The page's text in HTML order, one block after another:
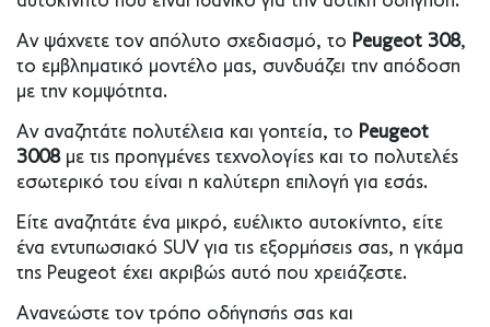
Αν ψάχνετε τον απόλυτο σχεδιασμό, το Peugeot 308,
το εμβληματικό μοντέλο μας, συνδυάζει την απόδοση
με την κομψότητα.
Αν αναζητάτε πολυτέλεια και γοητεία, το Peugeot
3008με τις προηγμένες τεχνολογίες και το πολυτελές
εσωτερικό του είναι η καλύτερη επιλογή για εσάς.
Είτε αναζητάτε ένα μικρό, ευέλικτο αυτοκίνητο, είτε
ένα εντυπωσιακό SUV για τις εξορμήσεις σας, η γκάμα
της Peugeot έχει ακριβώς αυτό που χρειάζεστε.
Ανανεώστε τον τρόπο οδήγησής σας και